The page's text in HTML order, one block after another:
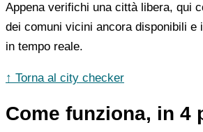
Appena verifichi una città libera, qui
dei comuni vicini ancora disponibili e
in tempo reale.
↑ Torna al city checker
Come funziona, in 4